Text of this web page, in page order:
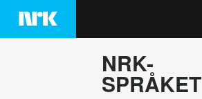
Hopp
innhaldet
NRK-
SPRÅKET